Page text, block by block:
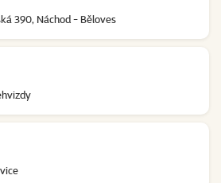
390, Náchod - Běloves